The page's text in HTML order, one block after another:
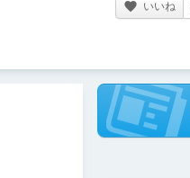
いいね